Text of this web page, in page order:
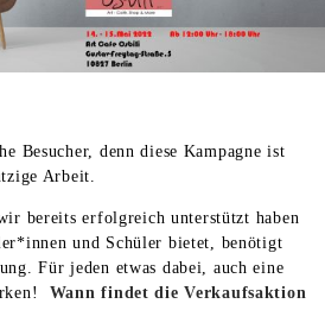
Besucher, denn diese Kampagne ist
Arbeit.
bereits erfolgreich unterstützt haben
und Schüler bietet, benötigt
Für jeden etwas dabei, auch eine
Wann findet die Verkaufsaktion